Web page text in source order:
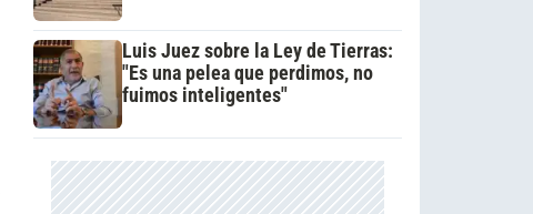
Luis Juez sobre la Ley de Tierras:
"Es una pelea que perdimos, no
fuimos inteligentes"